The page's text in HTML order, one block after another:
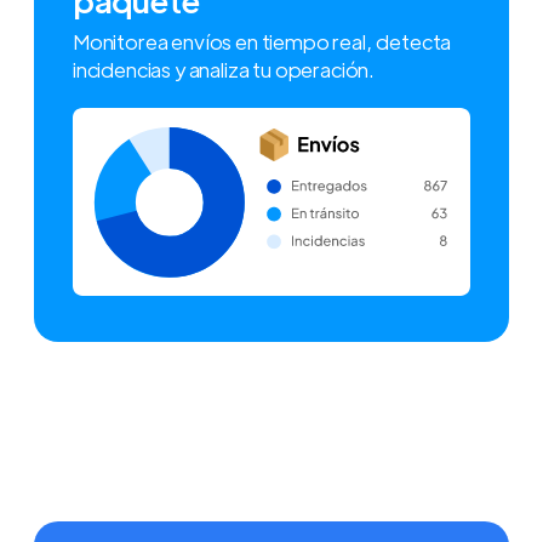
Monitorea envíos en tiempo real, detecta
incidencias y analiza tu operación.